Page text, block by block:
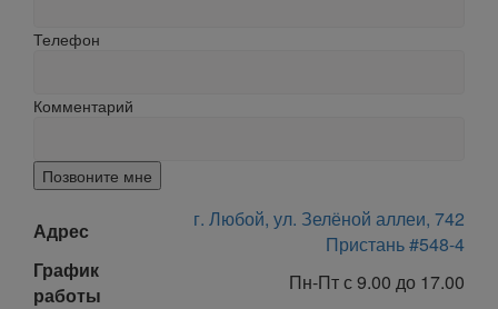
Телефон
Комментарий
Позвоните мне
Адрес
г. Любой, ул. Зелёной аллеи, 742
Пристань #548-4
График
работы
Пн-Пт с 9.00 до 17.00